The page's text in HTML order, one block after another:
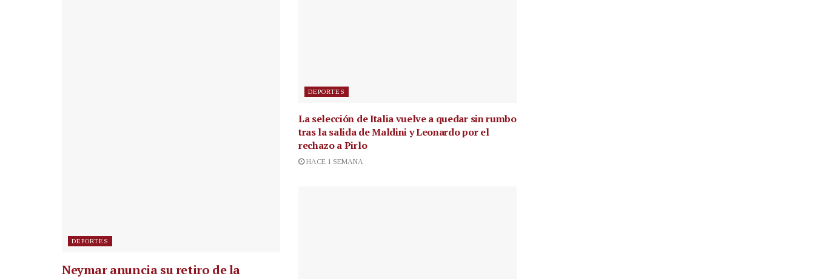
DEPORTES
Neymar anuncia su retiro de la
DEPORTES
La selección de Italia vuelve a quedar sin rumbo
tras la salida de Maldini y Leonardo por el
rechazo a Pirlo
HACE 1 SEMANA